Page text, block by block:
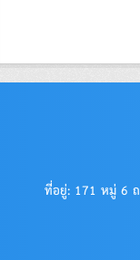
ที่อยู่: 171 หมู่ 6